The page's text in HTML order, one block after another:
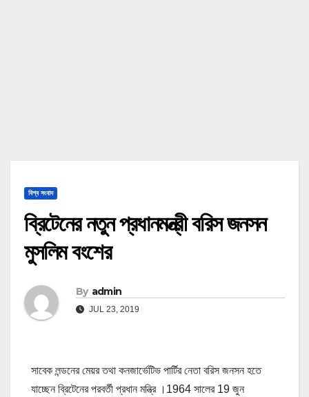
বিশ্ব সংবাদ
ব্রিটেনের নতুন প্রধানমন্ত্রী বরিস জনসন
মুসলিম বংশের
By admin
JUL 23, 2019
সাবেক লন্ডনের মেয়র তথা কনজার্ভেটিভ পার্টির নেতা বরিস জনসন হতে
যাচ্ছেন ব্রিটেনের পরবর্তী প্রধান মন্ত্রি ।1964 সালের 19 জুন